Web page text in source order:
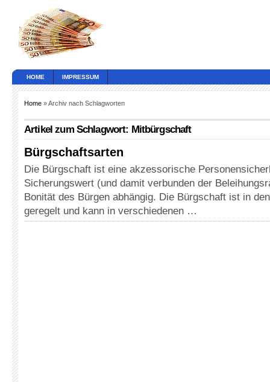
HOME IMPRESSUM
Home » Archiv nach Schlagworten
Artikel zum Schlagwort: Mitbürgschaft
Bürgschaftsarten
Die Bürgschaft ist eine akzessorische
Sicherungswert (und damit verbunden der
Bonität des Bürgen abhängig. Die Bürgschaft ist in
geregelt und kann in verschiedenen …